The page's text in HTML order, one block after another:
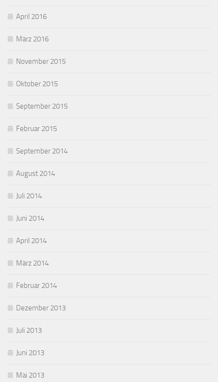
April 2016
März 2016
November 2015
Oktober 2015
September 2015
Februar 2015
September 2014
August 2014
Juli 2014
Juni 2014
April 2014
März 2014
Februar 2014
Dezember 2013
Juli 2013
Juni 2013
Mai 2013